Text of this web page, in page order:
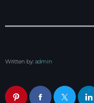
Written by: admin